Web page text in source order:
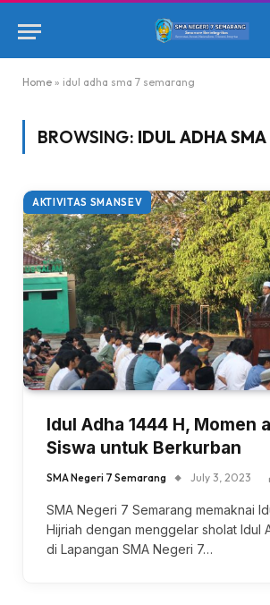
Home » idul adha sma 7 semarang
BROWSING: IDUL ADHA
AKTIVITAS SMANSEV
Idul Adha 1444 H, Momen
Siswa untuk Berkurban
SMA Negeri 7 Semarang July 3, 2023
SMA Negeri 7 Semarang memaknai
Hijriah dengan menggelar sholat Idul
di Lapangan SMA Negeri 7…